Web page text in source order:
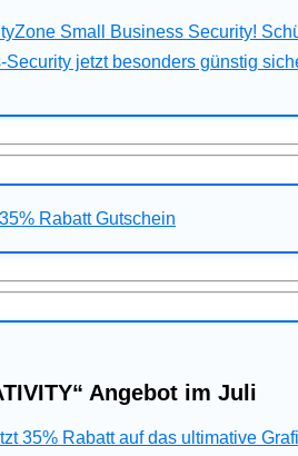
Small Business Security!
jetzt besonders günstig
Angebot im Juli
35% Rabatt auf das ultimative